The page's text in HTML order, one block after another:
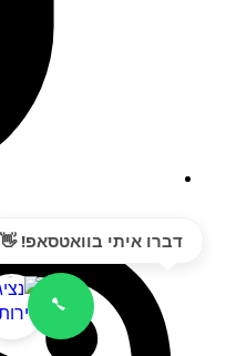
דברו איתי בוואטסאפ! 👋